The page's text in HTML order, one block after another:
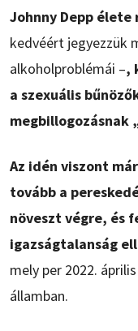
Johnny Depp
kedvéért jegyezzük
alkoholproblémái –,
a szexuális
megbillogozásnak
Az idén viszont
tovább a
növeszt végre, és
igazságtalanság
mely per 2022.
államban.